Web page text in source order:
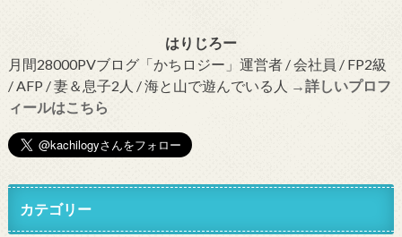
はりじろー
月間28000PVブログ「かちロジー」運営者 / 会社員 / FP2級
/ AFP / 妻＆息子2人 / 海と山で遊んでいる人 →詳しいプロフ
ィールはこちら
カテゴリー